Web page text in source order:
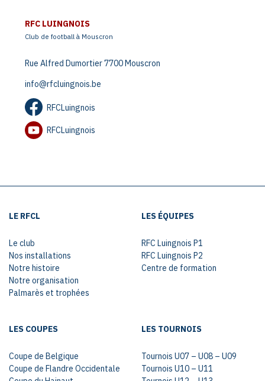
RFC LUINGNOIS
Club de football à Mouscron
Rue Alfred Dumortier 7700 Mouscron
info@rfcluingnois.be
RFCLuingnois
RFCLuingnois
LE RFCL
Le club
Nos installations
Notre histoire
Notre organisation
Palmarès et trophées
LES ÉQUIPES
RFC Luingnois P1
RFC Luingnois P2
Centre de formation
LES COUPES
Coupe de Belgique
Coupe de Flandre Occidentale
LES TOURNOIS
Tournois U07 – U08 – U09
Tournois U10 – U11